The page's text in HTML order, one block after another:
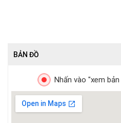
BẢN ĐỒ
Nhấn vào "xem